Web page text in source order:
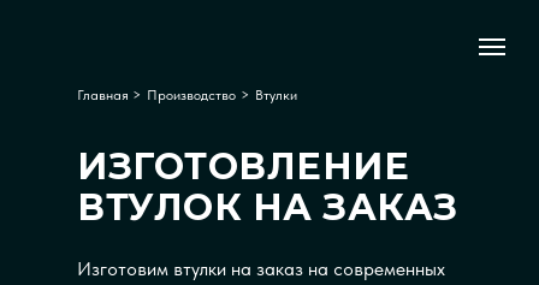
Изготовим втулки на заказ на современных
ИЗГОТОВЛЕНИЕ
ВТУЛОК НА ЗАКАЗ
>
> Втулки
Производство
Главная